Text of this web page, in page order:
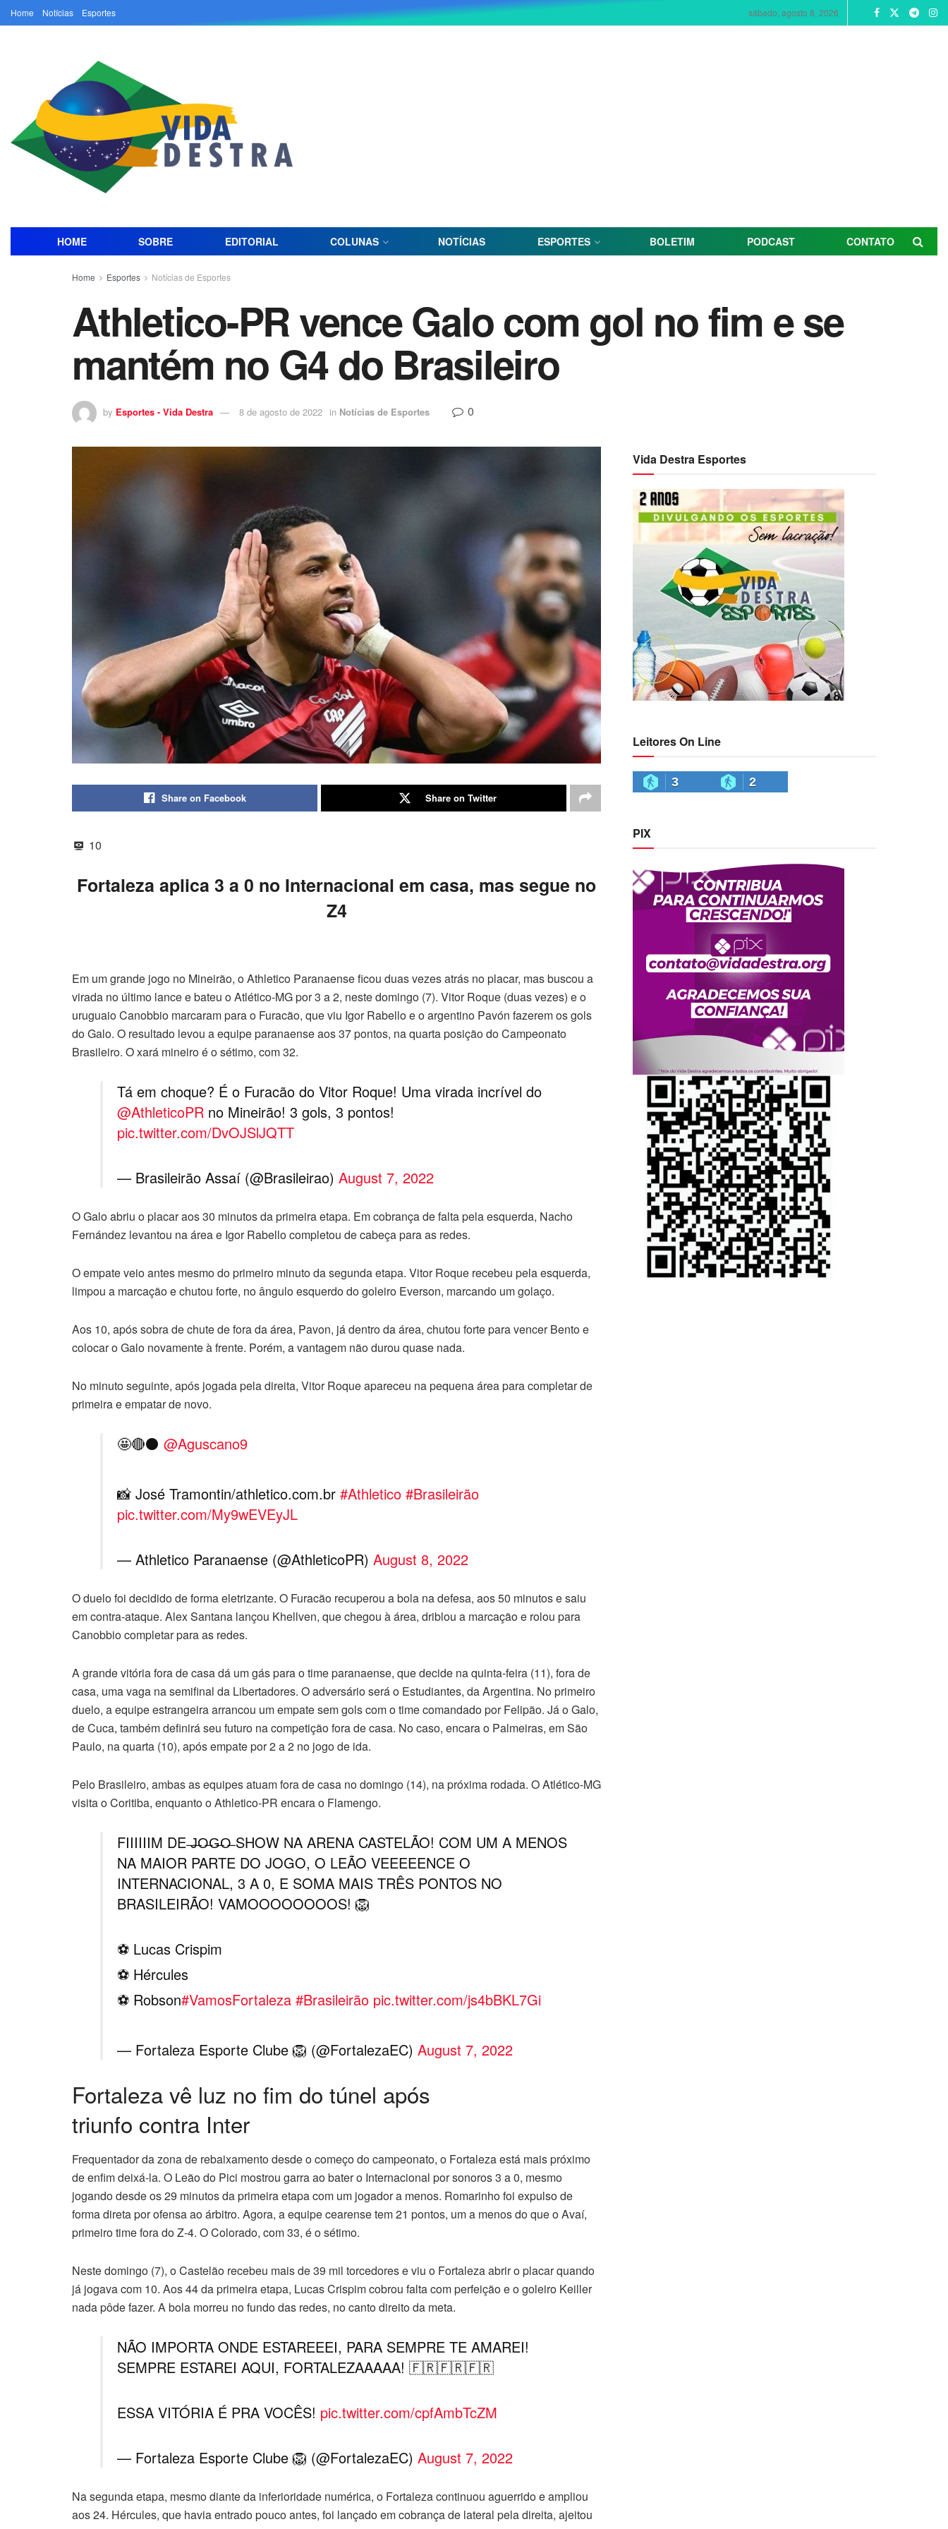
Home Notícias Esportes sábado, agosto 8, 2026
HOME SOBRE EDITORIAL COLUNAS NOTÍCIAS ESPORTES BOLETIM PODCAST CONTATO
Home Esportes Notícias de Esportes
Athletico-PR vence Galo com gol no fim e se
mantém no G4 do Brasileiro
by Esportes - Vida Destra 8 de agosto de 2022 in Notícias de Esportes 0
Share on Facebook Share on Twitter
10
Fortaleza aplica 3 a 0 no Internacional em casa, mas segue no
Z4
Em um grande jogo no Mineirão, o Athletico Paranaense ficou duas vezes atrás no placar, mas buscou a
virada no último lance e bateu o Atlético-MG por 3 a 2, neste domingo (7). Vitor Roque (duas vezes) e o
uruguaio Canobbio marcaram para o Furacão, que viu Igor Rabello e o argentino Pavón fazerem os gols
do Galo. O resultado levou a equipe paranaense aos 37 pontos, na quarta posição do Campeonato
Brasileiro. O xará mineiro é o sétimo, com 32.
Tá em choque? É o Furacão do Vitor Roque! Uma virada incrível do
@AthleticoPR no Mineirão! 3 gols, 3 pontos!
pic.twitter.com/DvOJSlJQTT
— Brasileirão Assaí (@Brasileirao) August 7, 2022
O Galo abriu o placar aos 30 minutos da primeira etapa. Em cobrança de falta pela esquerda, Nacho
Fernández levantou na área e Igor Rabello completou de cabeça para as redes.
O empate veio antes mesmo do primeiro minuto da segunda etapa. Vitor Roque recebeu pela esquerda,
limpou a marcação e chutou forte, no ângulo esquerdo do goleiro Everson, marcando um golaço.
Aos 10, após sobra de chute de fora da área, Pavon, já dentro da área, chutou forte para vencer Bento e
colocar o Galo novamente à frente. Porém, a vantagem não durou quase nada.
No minuto seguinte, após jogada pela direita, Vitor Roque apareceu na pequena área para completar de
primeira e empatar de novo.
🤩🔴⚫️ @Aguscano9
📸 José Tramontin/athletico.com.br #Athletico #Brasileirão
pic.twitter.com/My9wEVEyJL
— Athletico Paranaense (@AthleticoPR) August 8, 2022
O duelo foi decidido de forma eletrizante. O Furacão recuperou a bola na defesa, aos 50 minutos e saiu
em contra-ataque. Alex Santana lançou Khellven, que chegou à área, driblou a marcação e rolou para
Canobbio completar para as redes.
A grande vitória fora de casa dá um gás para o time paranaense, que decide na quinta-feira (11), fora de
casa, uma vaga na semifinal da Libertadores. O adversário será o Estudiantes, da Argentina. No primeiro
duelo, a equipe estrangeira arrancou um empate sem gols com o time comandado por Felipão. Já o Galo,
de Cuca, também definirá seu futuro na competição fora de casa. No caso, encara o Palmeiras, em São
Paulo, na quarta (10), após empate por 2 a 2 no jogo de ida.
Pelo Brasileiro, ambas as equipes atuam fora de casa no domingo (14), na próxima rodada. O Atlético-MG
visita o Coritiba, enquanto o Athletico-PR encara o Flamengo.
FIIIIIIM DE ̶J̶O̶G̶O̶ SHOW NA ARENA CASTELÃO! COM UM A MENOS
NA MAIOR PARTE DO JOGO, O LEÃO VEEEEENCE O
INTERNACIONAL, 3 A 0, E SOMA MAIS TRÊS PONTOS NO
BRASILEIRÃO! VAMOOOOOOOOS! 🦁
⚽ Lucas Crispim
⚽ Hércules
⚽ Robson#VamosFortaleza #Brasileirão pic.twitter.com/js4bBKL7Gi
— Fortaleza Esporte Clube 🦁 (@FortalezaEC) August 7, 2022
Fortaleza vê luz no fim do túnel após
triunfo contra Inter
Frequentador da zona de rebaixamento desde o começo do campeonato, o Fortaleza está mais próximo
de enfim deixá-la. O Leão do Pici mostrou garra ao bater o Internacional por sonoros 3 a 0, mesmo
jogando desde os 29 minutos da primeira etapa com um jogador a menos. Romarinho foi expulso de
forma direta por ofensa ao árbitro. Agora, a equipe cearense tem 21 pontos, um a menos do que o Avaí,
primeiro time fora do Z-4. O Colorado, com 33, é o sétimo.
Neste domingo (7), o Castelão recebeu mais de 39 mil torcedores e viu o Fortaleza abrir o placar quando
já jogava com 10. Aos 44 da primeira etapa, Lucas Crispim cobrou falta com perfeição e o goleiro Keiller
nada pôde fazer. A bola morreu no fundo das redes, no canto direito da meta.
NÃO IMPORTA ONDE ESTAREEEI, PARA SEMPRE TE AMAREI!
SEMPRE ESTAREI AQUI, FORTALEZAAAAA! 🇫🇷🇫🇷🇫🇷
ESSA VITÓRIA É PRA VOCÊS! pic.twitter.com/cpfAmbTcZM
— Fortaleza Esporte Clube 🦁 (@FortalezaEC) August 7, 2022
Na segunda etapa, mesmo diante da inferioridade numérica, o Fortaleza continuou aguerrido e ampliou
aos 24. Hércules, que havia entrado pouco antes, foi lançado em cobrança de lateral pela direita, ajeitou
Vida Destra Esportes
Leitores On Line
3 2
PIX